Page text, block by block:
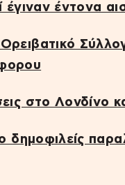
έγιναν έντονα
στο Λονδίνο
δημοφιλείς